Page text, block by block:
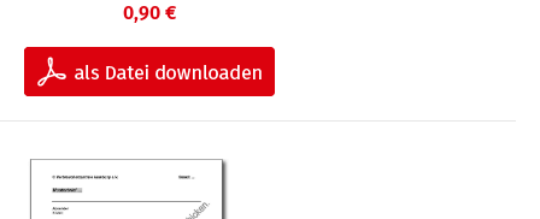
0,90 €